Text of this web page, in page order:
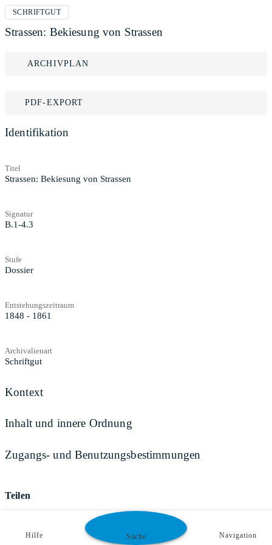
SCHRIFTGUT
Strassen: Bekiesung von Strassen
ARCHIVPLAN
PDF-EXPORT
Identifikation
Titel
Strassen: Bekiesung von Strassen
Signatur
B.1-4.3
Stufe
Dossier
Entstehungszeitraum
1848 - 1861
Archivalienart
Schriftgut
Kontext
Inhalt und innere Ordnung
Zugangs- und Benutzungsbestimmungen
Teilen
Hilfe Suche Navigation